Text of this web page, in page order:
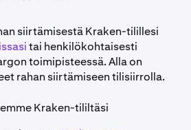
siirtämisestä Kraken-tilillesi
tai henkilökohtaisesti
toimipisteessä. Alla on
rahan siirtämiseen tilisiirrolla.
Kraken-tililtäsi